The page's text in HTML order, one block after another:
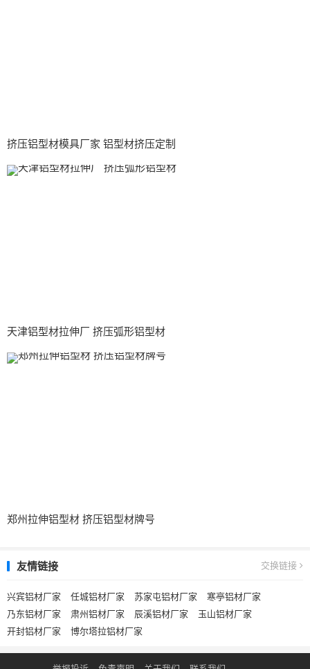
挤压铝型材模具厂家 铝型材挤压定制
天津铝型材拉伸厂 挤压弧形铝型材
郑州拉伸铝型材 挤压铝型材牌号
友情链接 交换链接
兴宾铝材厂家 任城铝材厂家 苏家屯铝材厂家
寒亭铝材厂家
乃东铝材厂家
肃州铝材厂家 辰溪铝材厂家
玉山铝材厂家
开封铝材厂家
博尔塔拉铝材厂家